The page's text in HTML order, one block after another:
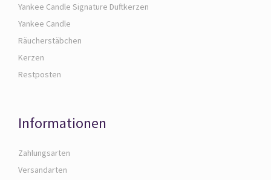
Yankee Candle Signature Duftkerzen
Yankee Candle
Räucherstäbchen
Kerzen
Restposten
Informationen
Zahlungsarten
Versandarten